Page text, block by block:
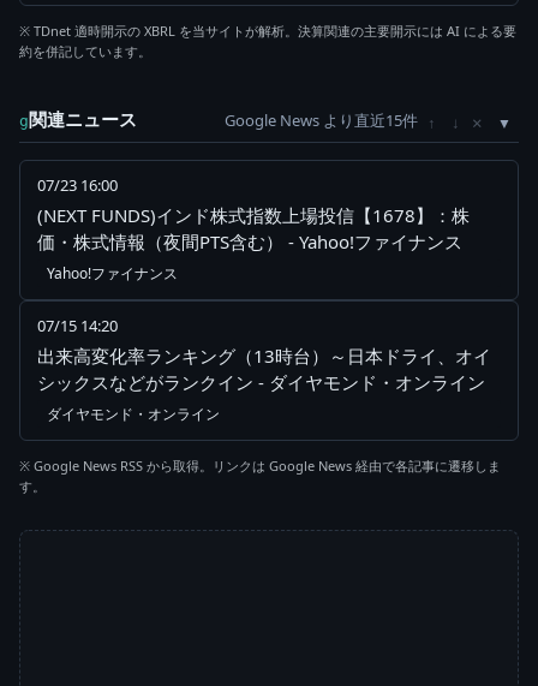
※ TDnet 適時開示の XBRL を当サイトが解析。決算関連の主要開示には AI による要
約を併記しています。
g関連ニュース Google News より直近15件 ↑ ↓ ×
07/23 16:00
(NEXT FUNDS)インド株式指数上場投信【1678】：株
価・株式情報（夜間PTS含む） - Yahoo!ファイナンス
Yahoo!ファイナンス
07/15 14:20
出来高変化率ランキング（13時台）～日本ドライ、オイ
シックスなどがランクイン - ダイヤモンド・オンライン
ダイヤモンド・オンライン
※ Google News RSS から取得。リンクは Google News 経由で各記事に遷移しま
す。